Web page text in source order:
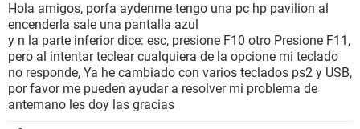
Hola amigos, porfa aydenme tengo una pc hp pavilion al
encenderla sale una pantalla azul
y n la parte inferior dice: esc, presione F10 otro Presione F11,
pero al intentar teclear cualquiera de la opcione mi teclado
no responde, Ya he cambiado con varios teclados ps2 y USB,
por favor me pueden ayudar a resolver mi problema de
antemano les doy las gracias